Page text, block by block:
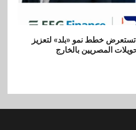
خطط نمو «بلد» لتعزيز
المصريين بالخارج